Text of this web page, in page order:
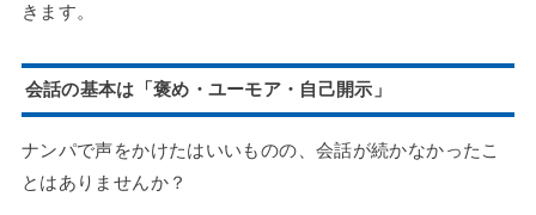
きます。
会話の基本は「褒め・ユーモア・自己開示」
ナンパで声をかけたはいいものの、会話が続かなかったこ
とはありませんか？